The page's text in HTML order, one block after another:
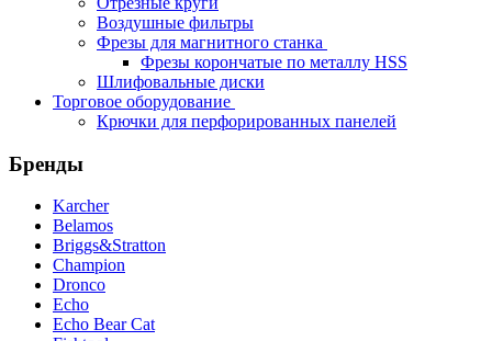
Воздушные фильтры
Фрезы для магнитного станка
Фрезы корончатые по металлу HSS
Шлифовальные диски
Торговое оборудование
Крючки для перфорированных панелей
Бренды
Karcher
Belamos
Briggs&Stratton
Champion
Dronco
Echo
Echo Bear Cat